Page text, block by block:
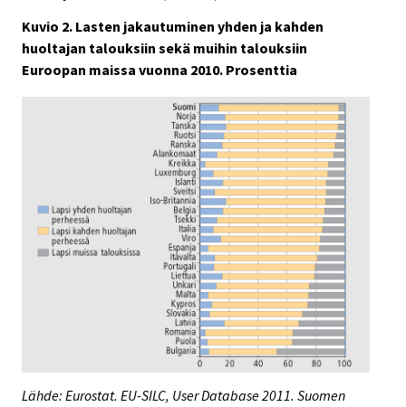
Kuvio 2. Lasten jakautuminen yhden ja kahden
huoltajan talouksiin sekä muihin talouksiin
Euroopan maissa vuonna 2010. Prosenttia
Lähde: Eurostat. EU-SILC, User Database 2011. Suomen